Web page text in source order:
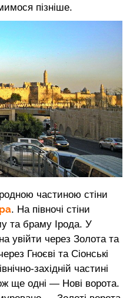
пізніше.
частиною стіни
. На півночі стіни
та браму Ірода. У
увійти через Золота та
Гноєві та Сіонські
західній частині
ще одні — Нові ворота.